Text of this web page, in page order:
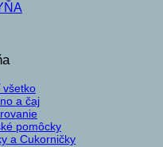
a čaj
pomôcky
a Cukorničky